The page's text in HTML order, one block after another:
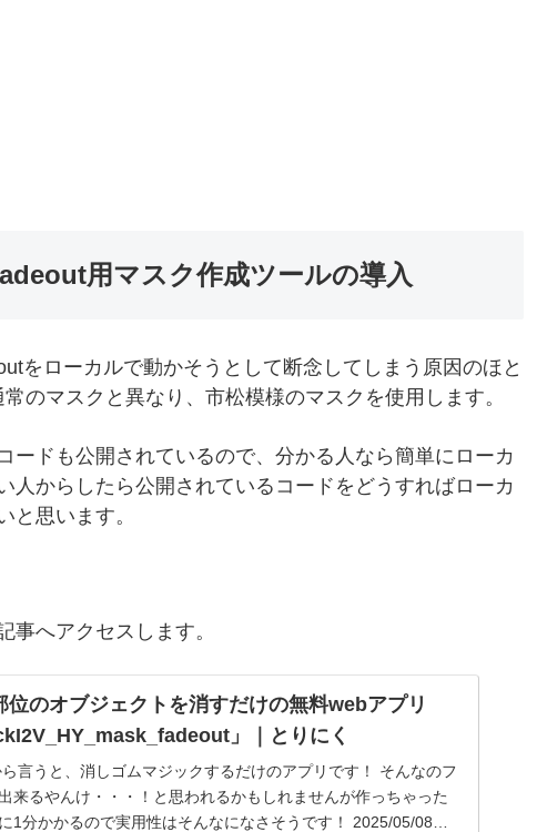
用マスク作成ツールの導入
をローカルで動かそうとして断念してしまう原因のほと
のマスクと異なり、市松模様のマスクを使用します。
ードも公開されているので、分かる人なら簡単にローカ
人からしたら公開されているコードをどうすればローカ
と思います。
事へアクセスします。
位のオブジェクトを消すだけの無料webアプリ
」｜とりにく
言うと、消しゴムマジックするだけのアプリです！ そんなのフ
来るやんけ・・・！と思われるかもしれませんが作っちゃった
1分かかるので実用性はそんなになさそうです！ 2025/05/08追